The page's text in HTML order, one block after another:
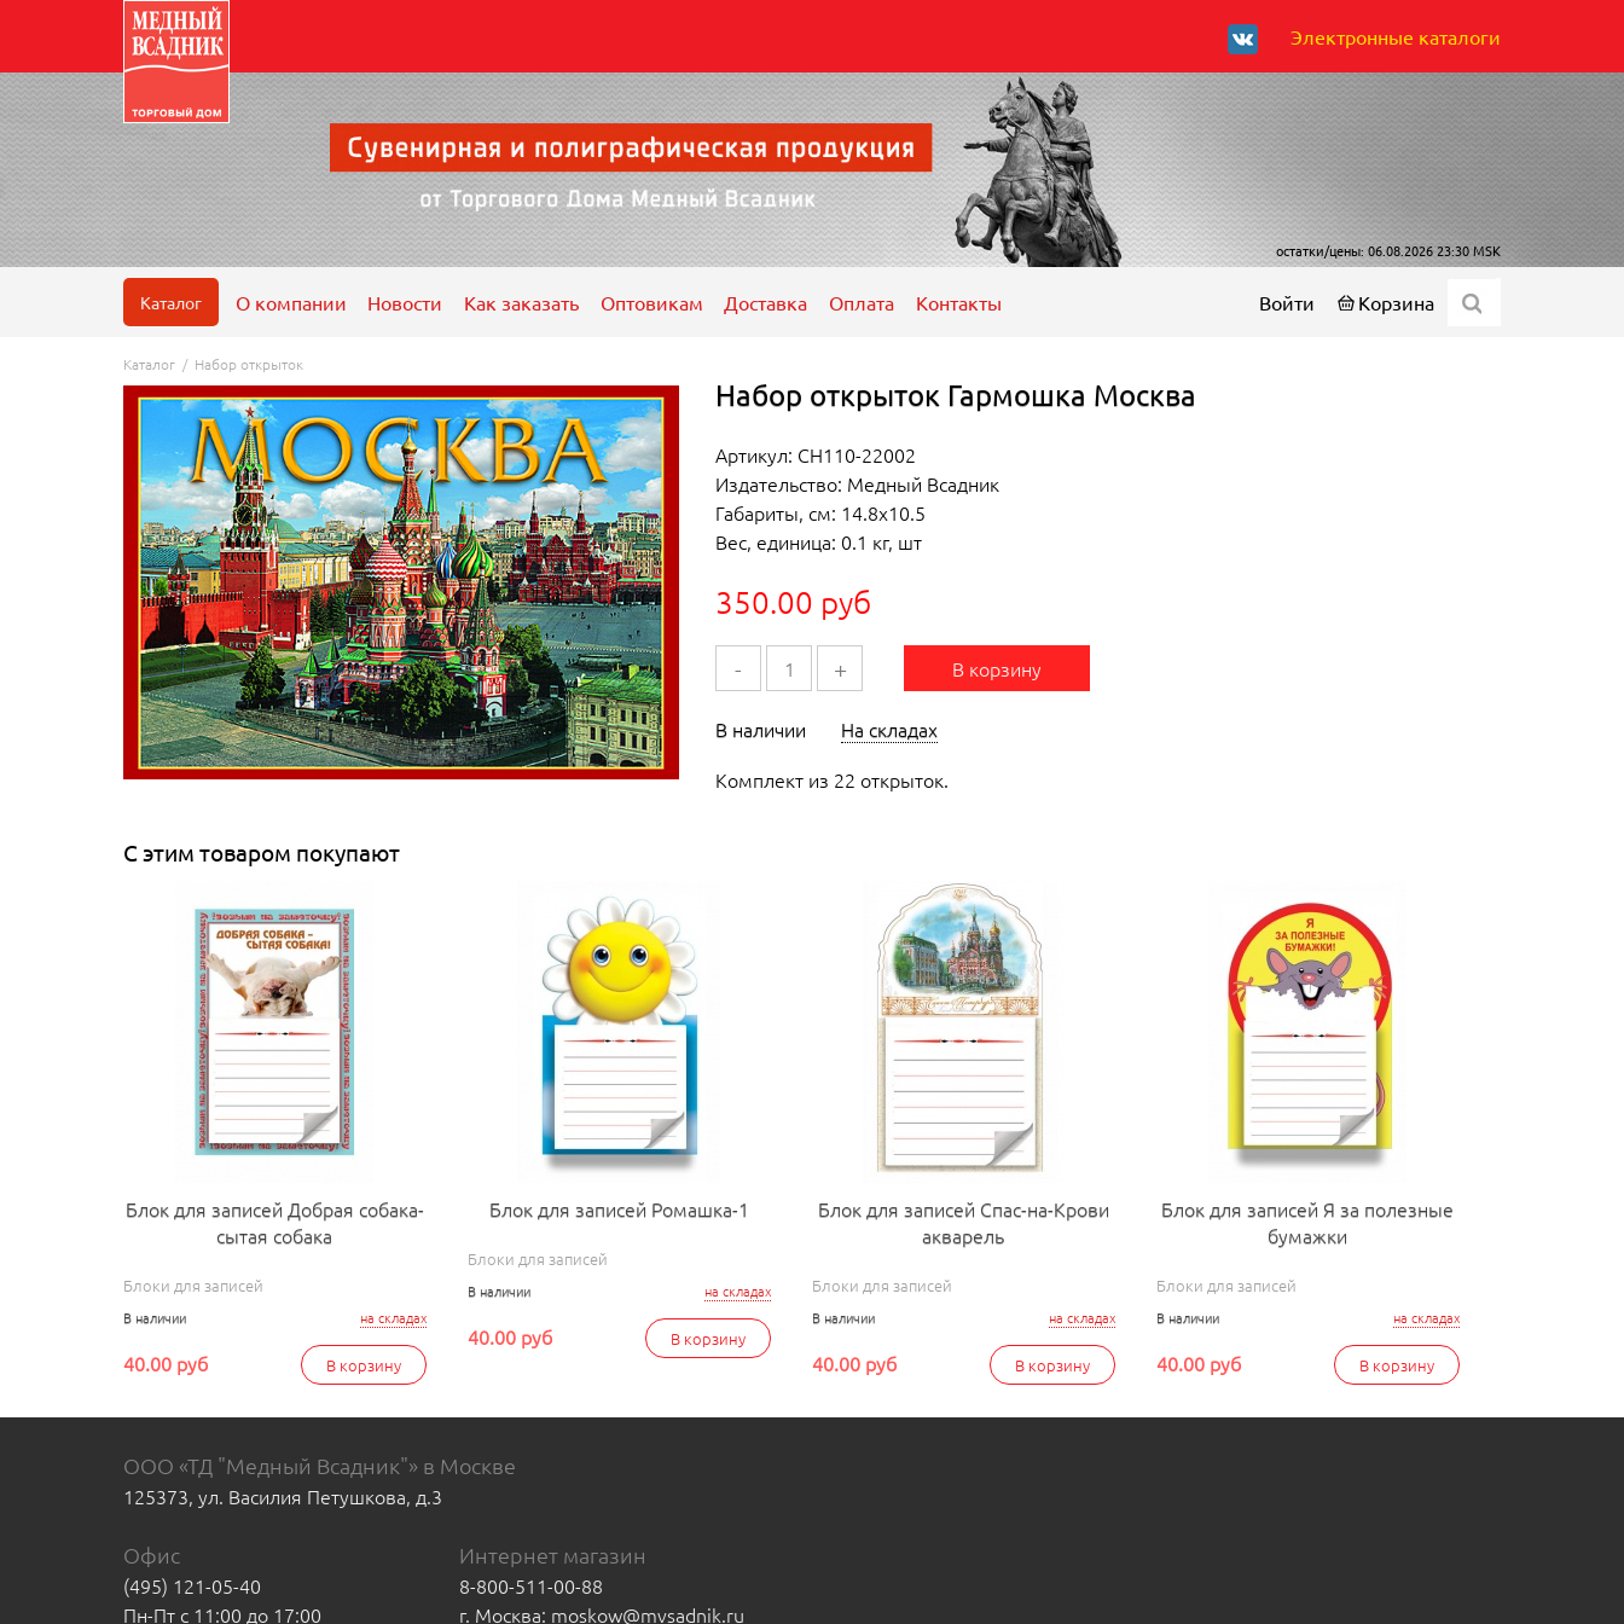
Электронные каталоги
остатки/цены: 06.08.2026 23:30 MSK
Войти Корзина
Каталог О компании Новости Как заказать Оптовикам Доставка Оплата Контакты
Каталог / Набор открыток
Набор открыток Гармошка Москва
Артикул: СН110-22002
Издательство: Медный Всадник
Габариты, см: 14.8x10.5
Вес, единица: 0.1 кг, шт
350.00 руб
- + В корзину
В наличии
На складах
Комплект из 22 открыток.
С этим товаром покупают
Блок для записей Добрая собака-
сытая собака
Блоки для записей
на складах
В наличии
В корзину
40.00 руб
Блок для записей Ромашка-1
Блоки для записей
на складах
В наличии
В корзину
40.00 руб
Блок для записей Спас-на-Крови
акварель
Блоки для записей
на складах
В наличии
В корзину
40.00 руб
Блок для записей Я за полезные
бумажки
Блоки для записей
на складах
В наличии
В корзину
40.00 руб
ООО «ТД "Медный Всадник"» в Москве
125373, ул. Василия Петушкова, д.3
Офис
(495) 121-05-40
Пн-Пт с 11:00 до 17:00
Интернет магазин
8-800-511-00-88
г. Москва: moskow@mvsadnik.ru